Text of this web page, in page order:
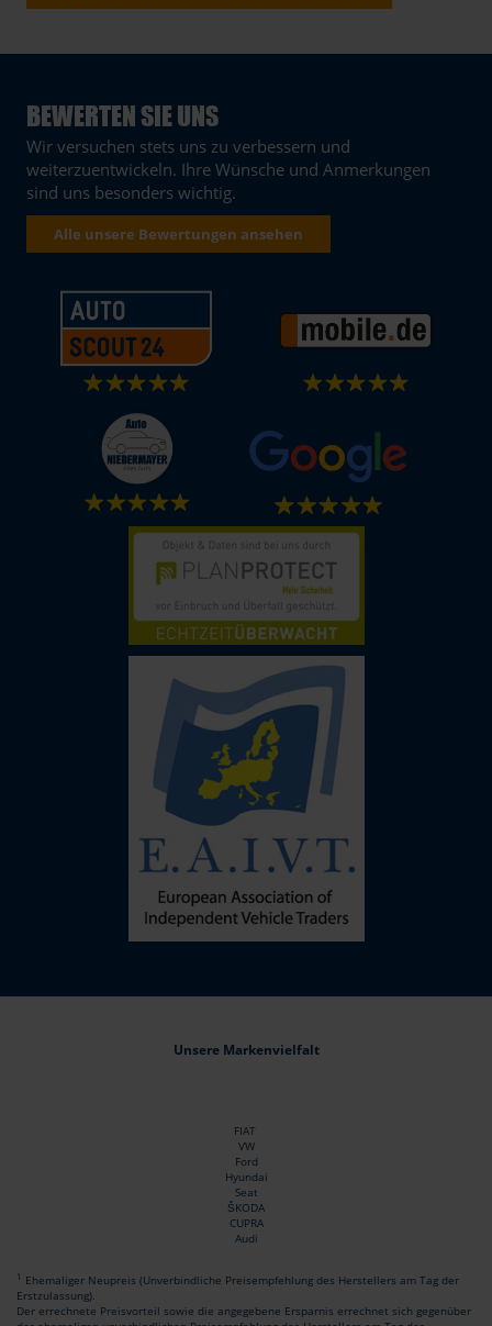
BEWERTEN SIE UNS
Wir versuchen stets uns zu verbessern und
weiterzuentwickeln. Ihre Wünsche und Anmerkungen
sind uns besonders wichtig.
Alle unsere Bewertungen ansehen
Unsere Markenvielfalt
FIAT
VW
Ford
Hyundai
Seat
ŠKODA
CUPRA
Audi
1 Ehemaliger Neupreis (Unverbindliche Preisempfehlung des Herstellers am Tag der
Erstzulassung).
Der errechnete Preisvorteil sowie die angegebene Ersparnis errechnet sich gegenüber